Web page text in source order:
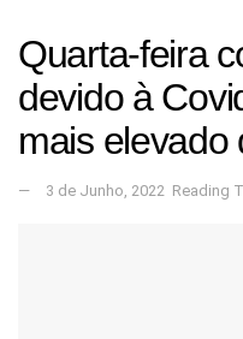
Quarta-feira
devido à
mais elevado
3 de Junho, 2022 Reading